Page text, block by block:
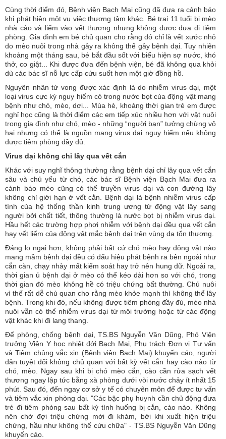
Cùng thời điểm đó, Bệnh viện Bạch Mai cũng đã đưa ra cảnh báo
khi phát hiện một vụ việc thương tâm khác. Bé trai 11 tuổi bị mèo
nhà cào và liếm vào vết thương nhưng không được đưa đi tiêm
phòng. Gia đình em bé chủ quan cho rằng đó chỉ là vết xước nhỏ
do mèo nuôi trong nhà gây ra không thể gây bệnh dại. Tuy nhiên
khoảng một tháng sau, bé bắt đầu sốt với biểu hiện sợ nước, khó
thở, co giật... Khi được đưa đến bệnh viện, bé đã không qua khỏi
dù các bác sĩ nỗ lực cấp cứu suốt hơn một giờ đồng hồ.
Nguyên nhân tử vong được xác định là do nhiễm virus dại, một
loại virus cực kỳ nguy hiểm có trong nước bọt của động vật mang
bệnh như chó, mèo, dơi... Mùa hè, khoảng thời gian trẻ em được
nghỉ học cũng là thời điểm các em tiếp xúc nhiều hơn với vật nuôi
trong gia đình như chó, mèo - những “người bạn” tưởng chừng vô
hại nhưng có thể là nguồn mang virus dại nguy hiểm nếu không
được tiêm phòng đầy đủ.
Virus dại không chỉ lây qua vết cắn
Khác với suy nghĩ thông thường rằng bệnh dại chỉ lây qua vết cắn
sâu và chủ yếu từ chó, các bác sĩ Bệnh viện Bạch Mai đưa ra
cảnh báo mèo cũng có thể truyền virus dại và con đường lây
không chỉ giới hạn ở vết cắn. Bệnh dại là bệnh nhiễm virus cấp
tính của hệ thống thần kinh trung ương từ động vật lây sang
người bởi chất tiết, thông thường là nước bọt bị nhiễm virus dại.
Hầu hết các trường hợp phơi nhiễm với bệnh dại đều qua vết cắn
hay vết liếm của động vật mắc bệnh dại trên vùng da tổn thương.
Đáng lo ngại hơn, không phải bất cứ chó mèo hay động vật nào
mang mầm bệnh dại đều có dấu hiệu phát bệnh ra bên ngoài như
cắn càn, chạy nhảy mất kiểm soát hay trở nên hung dữ. Ngoài ra,
thời gian ủ bệnh dại ở mèo có thể kéo dài hơn so với chó, trong
thời gian đó mèo không hề có triệu chứng bất thường. Chủ nuôi
vì thế rất dễ chủ quan cho rằng mèo khỏe mạnh thì không thể lây
bệnh. Trong khi đó, nếu không được tiêm phòng đầy đủ, mèo nhà
nuôi vẫn có thể nhiễm virus dại từ môi trường hoặc từ các động
vật khác khi đi lang thang.
Để phòng, chống bệnh dại, TS.BS Nguyễn Văn Dũng, Phó Viện
trưởng Viện Y học nhiệt đới Bạch Mai, Phụ trách Đơn vị Tư vấn
và Tiêm chủng vắc xin (Bệnh viện Bạch Mai) khuyến cáo, người
dân tuyệt đối không chủ quan với bất kỳ vết cắn hay cào nào từ
chó, mèo. Ngay sau khi bị chó mèo cắn, cào cần rửa sạch vết
thương ngay lập tức bằng xà phòng dưới vòi nước chảy ít nhất 15
phút. Sau đó, đến ngay cơ sở y tế có chuyên môn để được tư vấn
và tiêm vắc xin phòng dại. "Các bậc phụ huynh cần chủ động đưa
trẻ đi tiêm phòng sau bất kỳ tình huống bị cắn, cào nào. Không
nên chờ đợi triệu chứng mới đi khám, bởi khi xuất hiện triệu
chứng, hầu như không thể cứu chữa" - TS.BS Nguyễn Văn Dũng
khuyến cáo.